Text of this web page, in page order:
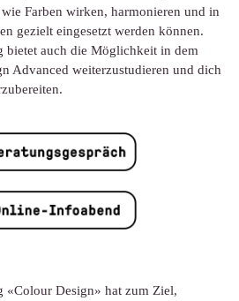
Farben wirken, harmonieren und in
gezielt eingesetzt werden können.
bietet auch die Möglichkeit in dem
Advanced weiterzustudieren und dich
«Colour Design» hat zum Ziel,